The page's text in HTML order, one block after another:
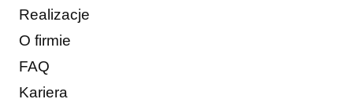
Realizacje
O firmie
FAQ
Kariera